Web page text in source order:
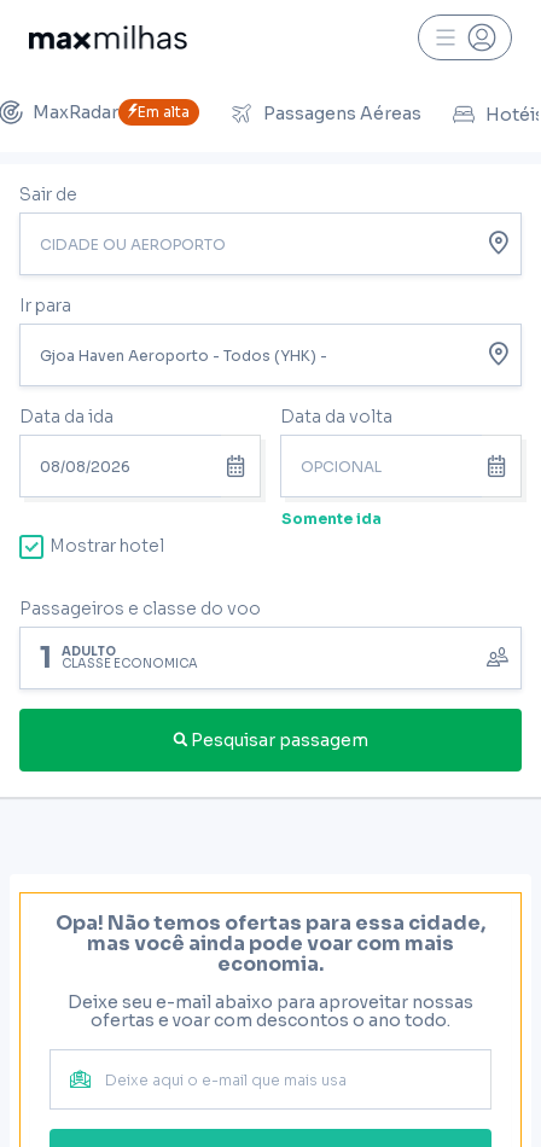
MaxRadar Em alta Passagens Aéreas
Sair de
Ir para
Data da ida Data da volta
Somente ida
Mostrar hotel
Passageiros e classe do voo
1 ADULTO
CLASSE ECONÔMICA
Pesquisar passagem
Opa! Não temos ofertas para essa cidade,
mas você ainda pode voar com mais
economia.
Deixe seu e-mail abaixo para aproveitar nossas
ofertas e voar com descontos o ano todo.